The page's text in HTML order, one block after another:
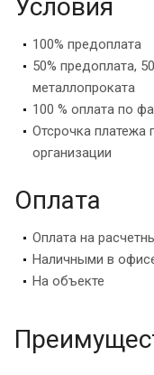
Условия
100% предоплата
50% предоплата,
металлопроката
100 % оплата по
Отсрочка платежа
организации
Оплата
Оплата на
Наличными в
На объекте